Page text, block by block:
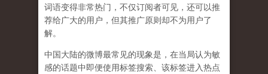
词语变得非常热门，不仅订阅者可见，还可以推
荐给广大的用户，但其推广原则却不为用户了
解。
中国大陆的微博最常见的现象是，在当局认为敏
感的话题中即便使用标签搜索、该标签进入热点